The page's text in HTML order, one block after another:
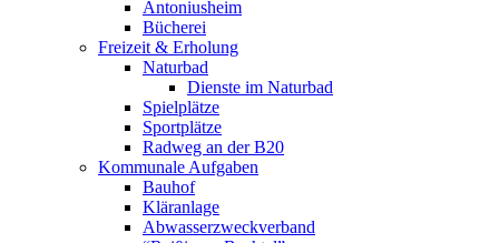
Antoniusheim
Bücherei
Freizeit & Erholung
Naturbad
Dienste im Naturbad
Spielplätze
Sportplätze
Radweg an der B20
Kommunale Aufgaben
Bauhof
Kläranlage
Abwasserzweckverband